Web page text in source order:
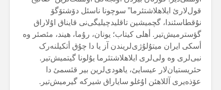
قول‌لارئ ایلاهلاشتئرما” سوچونا ناسئل دۆشتۆگۆ
نۇقطاسئندا، گچمیشین تاقلیدچیلیگی‌نی قایناق اۇلاراق
گؤسترمیش‌تیر. أهلی کیتاب؛ یونان، رۇما، هیند، مئصئر وە
أسکی ایران میتۇلۇژی‌لریندن آز یا دا چۇق أتکیلنەرک
نبی‌لری وە ولی‌لری ایلاهلاشتئرما یۇلونا گیتمیش‌تیر.
حئریستیان‌لار عیسایئ، یاهودی‌لرین بیر قئسمئ دا
عۆذەیری آللاهئن اۇغلو سایاراق شیرکە گیرمیش‌تیر.